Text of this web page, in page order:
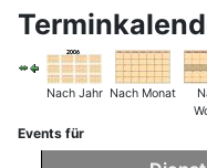
Nach Jahr Nach Monat
Events für